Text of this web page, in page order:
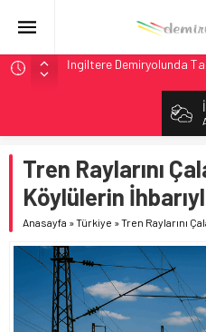
Resmen Başladı
Malezya Havayolları,
ÖBB ve RFI’dan
Duruyor
NS, Temmuz 2026’dan
Yasak, Ceza Yok
Madrid Atocha’da 56
%33 Kapasite Artışı
Tren Raylarını
Köylülerin
Anasayfa »Türkiye »Tren Raylarını